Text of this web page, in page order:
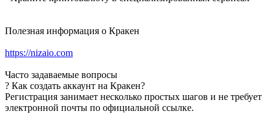
Полезная информация о Кракен
https://nizaio.com
Часто задаваемые вопросы
? Как создать аккаунт на Кракен?
Регистрация занимает несколько простых шагов и не требует
электронной почты по официальной ссылке.